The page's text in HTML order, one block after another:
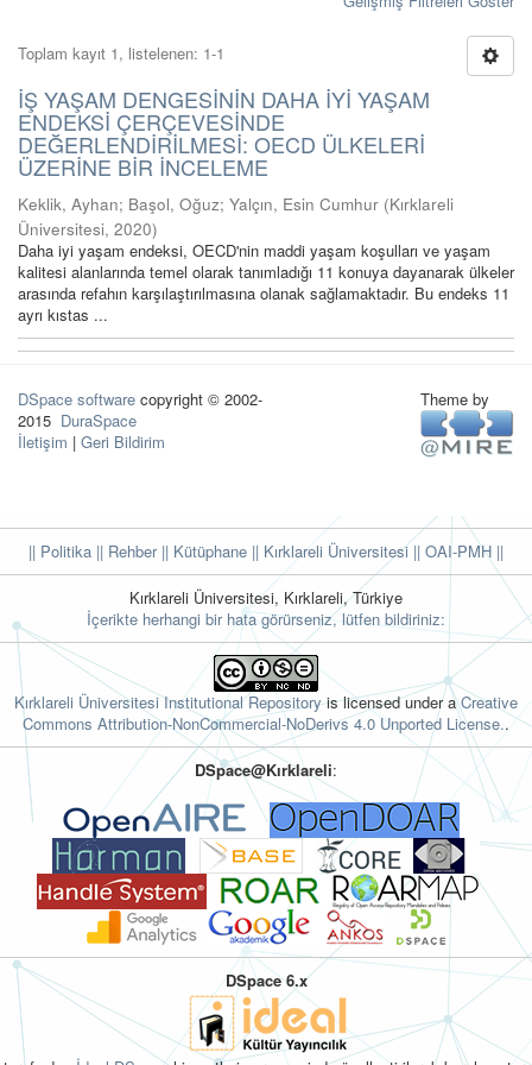
Toplam kayıt 1, listelenen: 1-1
İŞ YAŞAM DENGESİNİN DAHA İYİ YAŞAM
ENDEKSİ ÇERÇEVESİNDE
DEĞERLENDİRİLMESİ: OECD ÜLKELERİ
ÜZERİNE BİR İNCELEME
Keklik, Ayhan; Başol, Oğuz; Yalçın, Esin Cumhur (Kırklareli
Üniversitesi, 2020)
Daha iyi yaşam endeksi, OECD'nin maddi yaşam koşulları ve yaşam
kalitesi alanlarında temel olarak tanımladığı 11 konuya dayanarak ülkeler
arasında refahın karşılaştırılmasına olanak sağlamaktadır. Bu endeks 11
ayrı kıstas ...
DSpace software copyright © 2002-
2015 DuraSpace
İletişim | Geri Bildirim
Theme by
|| Politika || Rehber|| Kütüphane || Kırklareli Üniversitesi || OAI-PMH ||
Kırklareli Üniversitesi, Kırklareli, Türkiye
İçerikte herhangi bir hata görürseniz, lütfen bildiriniz:
Kırklareli Üniversitesi Institutional Repositoryis licensed under aCreative
Commons Attribution-NonCommercial-NoDerivs 4.0 Unported License..
DSpace@Kırklareli:
DSpace 6.x